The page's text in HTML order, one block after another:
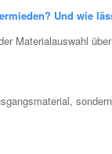
Und wie
Materialauswahl